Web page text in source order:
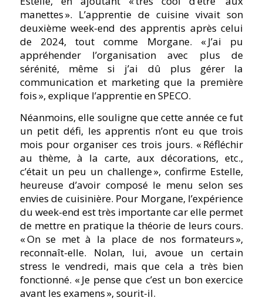
manettes ». L’apprentie de cuisine vivait son
deuxième week-end des apprentis après celui
de 2024, tout comme Morgane. « J’ai pu
appréhender l’organisation avec plus de
sérénité, même si j’ai dû plus gérer la
communication et marketing que la première
fois », explique l’apprentie en SPECO.
Néanmoins, elle souligne que cette année ce fut
un petit défi, les apprentis n’ont eu que trois
mois pour organiser ces trois jours. « Réfléchir
au thème, à la carte, aux décorations, etc.,
c’était un peu un challenge », confirme Estelle,
heureuse d’avoir composé le menu selon ses
envies de cuisinière. Pour Morgane, l’expérience
du week-end est très importante car elle permet
de mettre en pratique la théorie de leurs cours.
« On se met à la place de nos formateurs »,
reconnaît-elle. Nolan, lui, avoue un certain
stress le vendredi, mais que cela a très bien
fonctionné. « Je pense que c’est un bon exercice
avant les examens », sourit-il.